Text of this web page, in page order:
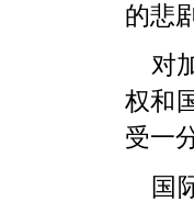
的悲
对
权和
受一
国